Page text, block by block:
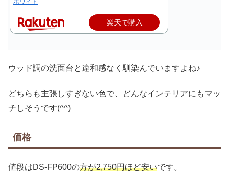
ホワイト
楽天で購入
ウッド調の洗面台と違和感なく馴染んでいますよね♪
どちらも主張しすぎない色で、どんなインテリアにもマッ
チしそうです(^^)
価格
値段はDS-FP600の方が2,750円ほど安いです。